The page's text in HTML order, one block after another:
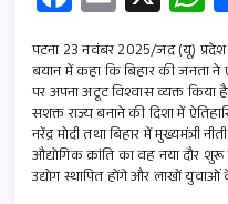
ce
b
o
o
k
m
ail
h
s
A
p
पटना 23 नवंबर 2025/जद (यू) प्रदेश
बयान में कहा कि बिहार की जनता ने
पर अपना अटूट विश्वास व्यक्त
सशक्त राज्य बनाने की दिशा में
नरेंद्र मोदी तथा बिहार में मुख्यमंत्री
औद्योगिक क्रांति का वह नया दौर
उद्योग स्थापित होंगे और लाखों